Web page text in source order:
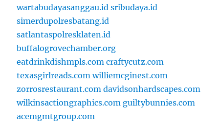
wartabudayasanggau.id sribudaya.id
simerdupolresbatang.id
satlantaspolresklaten.id
buffalogrovechamber.org
eatdrinkdishmpls.com craftycutz.com
texasgirlreads.com williemcginest.com
zorrosrestaurant.com davidsonhardscapes.com
wilkinsactiongraphics.com guiltybunnies.com
acemgmtgroup.com